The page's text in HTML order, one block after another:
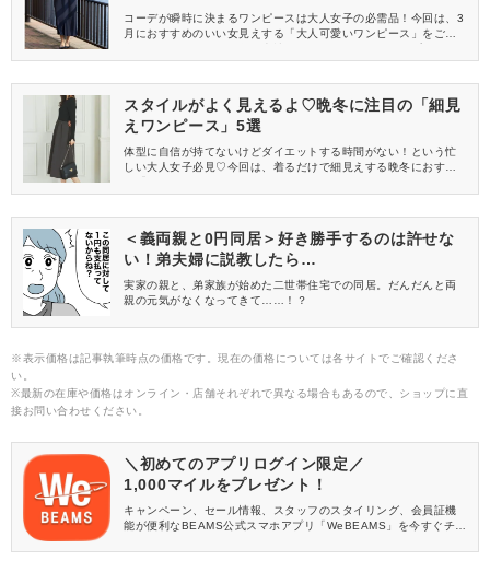
コーデが瞬時に決まるワンピースは大人女子の必需品！今回は、3
月におすすめのいい女見えする「大人可愛いワンピース」をご紹
た♡
スタイルがよく見えるよ♡晩冬に注目の「細見
えワンピース」5選
体型に自信が持てないけどダイエットする時間がない！という忙
しい大人女子必見♡今回は、着るだけで細見えする晩冬におすすめ
イルの悩みが解消できますよ。
＜義両親と0円同居＞好き勝手するのは許せな
い！弟夫婦に説教したら…
実家の親と、弟家族が始めた二世帯住宅での同居。だんだんと両
親の元気がなくなってきて……！？
※表示価格は記事執筆時点の価格です。現在の価格については各サイトでご確認くださ
い。
※最新の在庫や価格はオンライン・店舗それぞれで異なる場合もあるので、ショップに直
接お問い合わせください。
＼初めてのアプリログイン限定／
1,000マイルをプレゼント！
キャンペーン、セール情報、スタッフのスタイリング、会員証機
能が便利なBEAMS公式スマホアプリ「WeBEAMS」を今すぐチェ